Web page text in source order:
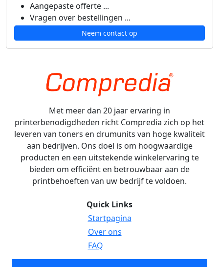
Aangepaste offerte ...
Vragen over bestellingen ...
Neem contact op
Met meer dan 20 jaar ervaring in
printerbenodigdheden richt Compredia zich op het
leveren van toners en drumunits van hoge kwaliteit
aan bedrijven. Ons doel is om hoogwaardige
producten en een uitstekende winkelervaring te
bieden om efficiënt en betrouwbaar aan de
printbehoeften van uw bedrijf te voldoen.
Quick Links
Startpagina
Over ons
FAQ